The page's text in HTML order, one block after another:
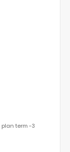
term -3